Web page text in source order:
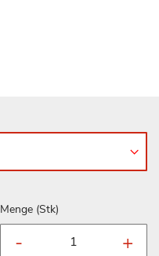
Menge (Stk)